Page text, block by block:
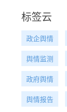
标签云
政企舆情
舆情监测
政府舆情
舆情报告